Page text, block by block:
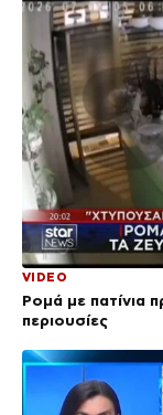
VIDEO
Ρομά με πατίνια
περιουσίες